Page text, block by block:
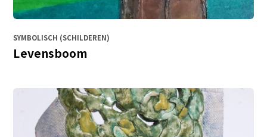
SYMBOLISCH (SCHILDEREN)
Levensboom